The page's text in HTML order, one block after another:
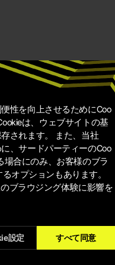
性を向上させるためにCoo
は、ウェブサイトの基
されます。 また、当社
、サードパーティーのCoo
場合にのみ、お客様のブラ
オプションもあります。
ブラウジング体験に影響を
設定 すべて同意